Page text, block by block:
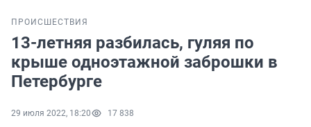
ПРОИСШЕСТВИЯ
13-летняя разбилась, гуляя по
крыше одноэтажной заброшки в
Петербурге
29 июля 2022, 18:20 17 838